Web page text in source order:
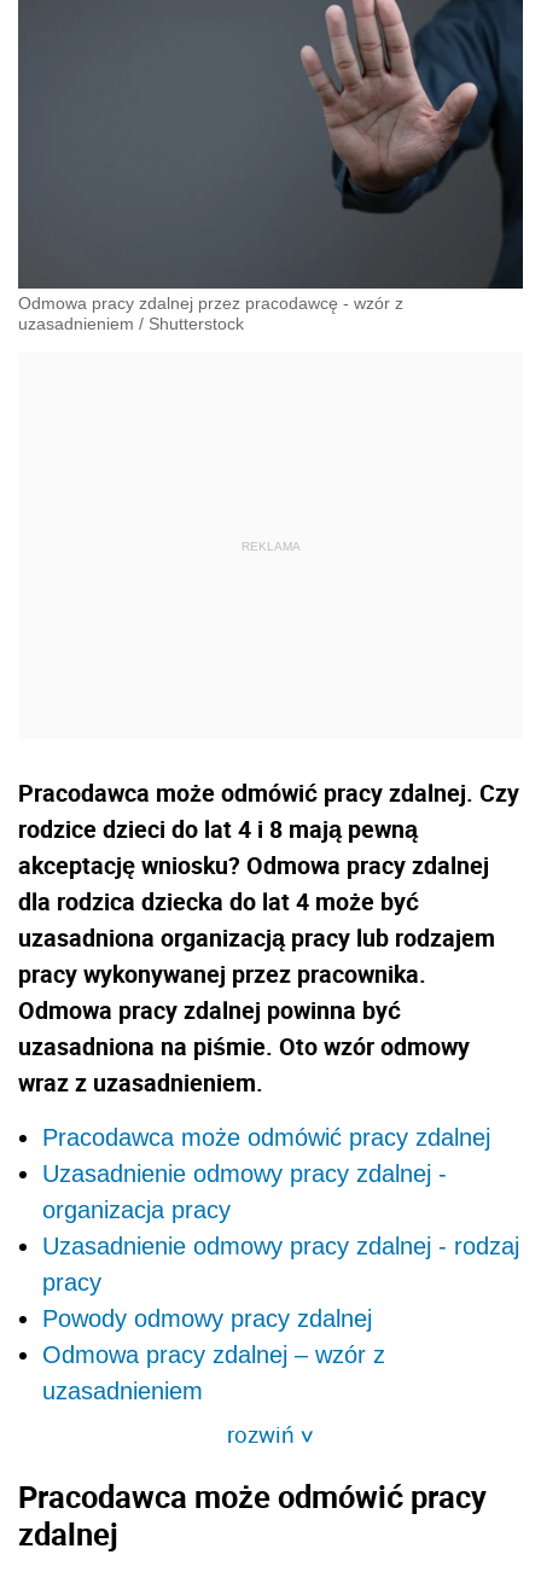
Odmowa pracy zdalnej przez pracodawcę - wzór z
uzasadnieniem / Shutterstock
Pracodawca może odmówić pracy zdalnej. Czy
rodzice dzieci do lat 4 i 8 mają pewną
akceptację wniosku? Odmowa pracy zdalnej
dla rodzica dziecka do lat 4 może być
uzasadniona organizacją pracy lub rodzajem
pracy wykonywanej przez pracownika.
Odmowa pracy zdalnej powinna być
uzasadniona na piśmie. Oto wzór odmowy
wraz z uzasadnieniem.
Pracodawca może odmówić pracy zdalnej
Uzasadnienie odmowy pracy zdalnej -
organizacja pracy
Uzasadnienie odmowy pracy zdalnej - rodzaj
pracy
Powody odmowy pracy zdalnej
Odmowa pracy zdalnej – wzór z
uzasadnieniem
rozwiń>
Pracodawca może odmówić pracy
zdalnej